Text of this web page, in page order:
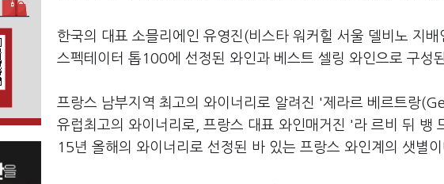
한국의 대표 소믈리에인 유영진(비스타 워커힐 서울 델비노 지
스펙테이터 톱100에 선정된 와인과 베스트 셀링 와인으로 구성
프랑스 남부지역 최고의 와이너리로 알려진 '제라르 베르트랑
유럽최고의 와이너리로, 프랑스 대표 와인매거진 '라 르비 뒤
15년 올해의 와이너리로 선정된 바 있는 프랑스 와인계의 샛별이